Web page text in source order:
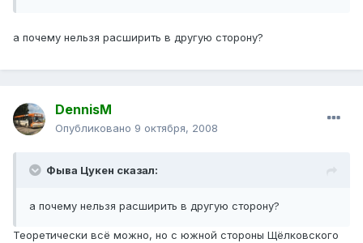
а почему нельзя расширить в другую сторону?
DennisM
Опубликовано 9 октября, 2008
Фыва Цукен сказал:
а почему нельзя расширить в другую сторону?
Теоретически всё можно, но с южной стороны Щёлковского